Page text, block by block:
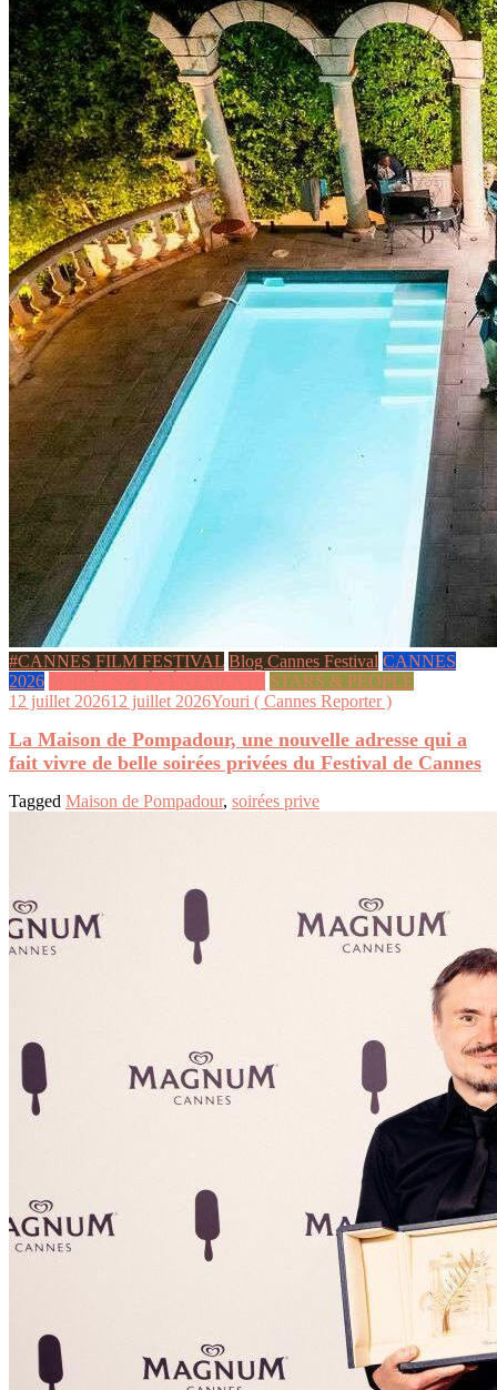
#CANNES FILM FESTIVAL Blog Cannes Festival CANNES
2026 SOIRÉES & ÉVÉNEMENTS STARS & PEOPLE
12 juillet 202612 juillet 2026Youri ( Cannes Reporter )
La Maison de Pompadour, une nouvelle adresse qui a
fait vivre de belle soirées privées du Festival de Cannes
Tagged Maison de Pompadour, soirées prive